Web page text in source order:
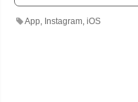
App, Instagram,iOS